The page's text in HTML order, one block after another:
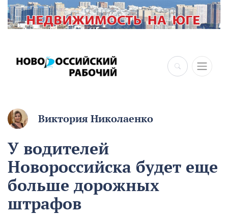
×
Виктория Николаенко
У водителей
Новороссийска будет еще
больше дорожных
штрафов